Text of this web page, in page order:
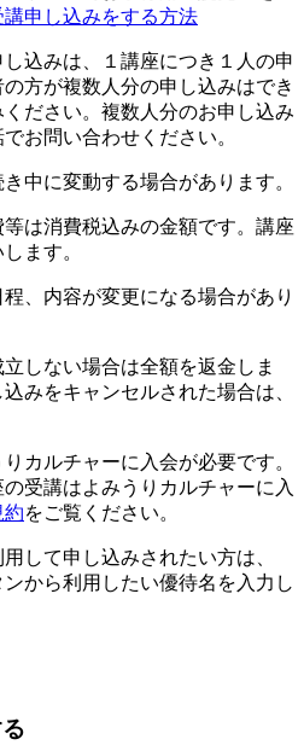
講申し込みをする方法
込みは、１講座につき１人の申
方が複数人分の申し込みはでき
ださい。複数人分のお申し込み
お問い合わせください。
中に変動する場合があります。
は消費税込みの金額です。講座
ます。
、内容が変更になる場合があり
しない場合は全額を返金しま
みをキャンセルされた場合は、
カルチャーに入会が必要です。
受講はよみうりカルチャーに入
約をご覧ください。
して申し込みされたい方は、
ンから利用したい優待名を入力し